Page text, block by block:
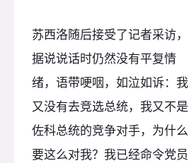
苏西洛随后接受了记者采访，
据说说话时仍然没有平复情
绪，语带哽咽，如泣如诉：我
又没有去竞选总统，我又不是
佐科总统的竞争对手，为什么
要这么对我？我已经命令党员